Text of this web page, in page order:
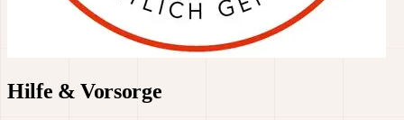
Hilfe & Vorsorge